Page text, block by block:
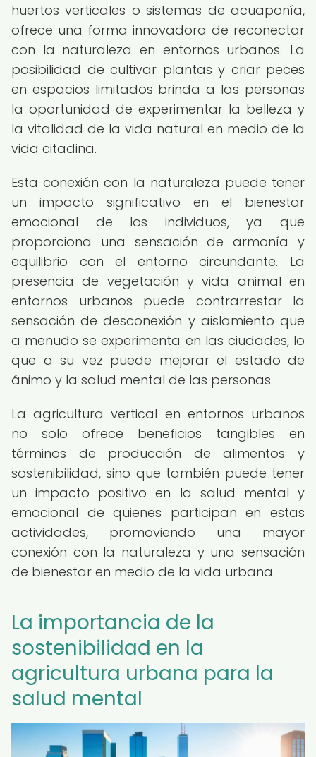
huertos verticales o sistemas de acuaponía,
ofrece una forma innovadora de reconectar
con la naturaleza en entornos urbanos. La
posibilidad de cultivar plantas y criar peces
en espacios limitados brinda a las personas
la oportunidad de experimentar la belleza y
la vitalidad de la vida natural en medio de la
vida citadina.
Esta conexión con la naturaleza puede tener
un impacto significativo en el bienestar
emocional de los individuos, ya que
proporciona una sensación de armonía y
equilibrio con el entorno circundante. La
presencia de vegetación y vida animal en
entornos urbanos puede contrarrestar la
sensación de desconexión y aislamiento que
a menudo se experimenta en las ciudades, lo
que a su vez puede mejorar el estado de
ánimo y la salud mental de las personas.
La agricultura vertical en entornos urbanos
no solo ofrece beneficios tangibles en
términos de producción de alimentos y
sostenibilidad, sino que también puede tener
un impacto positivo en la salud mental y
emocional de quienes participan en estas
actividades, promoviendo una mayor
conexión con la naturaleza y una sensación
de bienestar en medio de la vida urbana.
La importancia de la
sostenibilidad en la
agricultura urbana para la
salud mental